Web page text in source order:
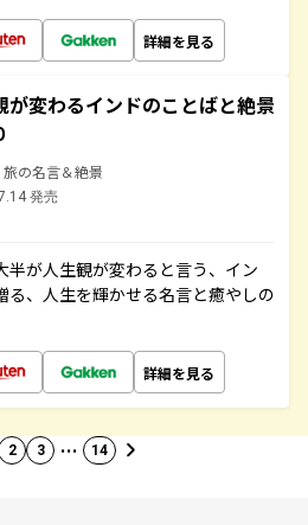
詳細を見る
が変わるインドのことばと絶景
旅の名言＆絶景
発売
半が人生観が変わると言う、イン
る、人生を輝かせる名言と癒やしの
詳細を見る
2 3 … 14